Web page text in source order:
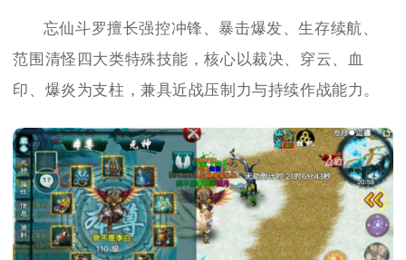
忘仙斗罗擅长强控冲锋、暴击爆发、生存续航、
范围清怪四大类特殊技能，核心以裁决、穿云、血
印、爆炎为支柱，兼具近战压制力与持续作战能力。